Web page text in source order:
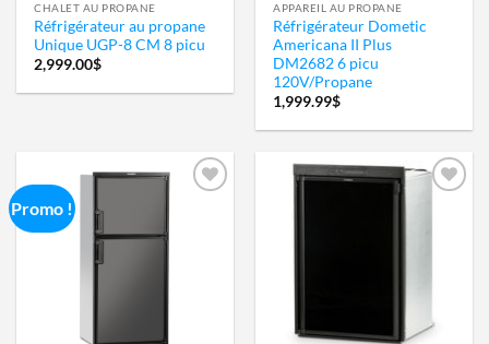
CHALET AU PROPANE
Réfrigérateur au propane
Unique UGP-8 CM 8 picu
2,999.00$
APPAREIL AU PROPANE
Réfrigérateur Dometic
Americana II Plus
DM2682 6 picu
120V/Propane
1,999.99$
Promo !